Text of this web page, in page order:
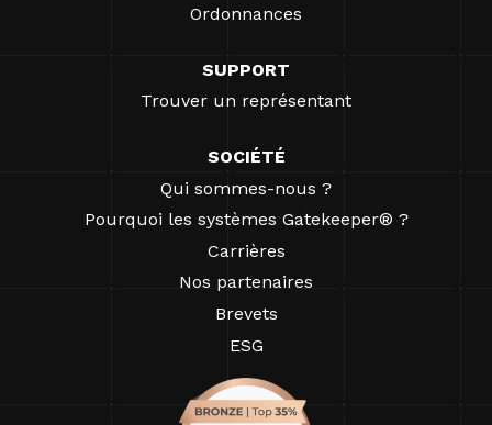
Ordonnances
SUPPORT
Trouver un représentant
SOCIÉTÉ
Qui sommes-nous ?
Pourquoi les systèmes Gatekeeper® ?
Carrières
Nos partenaires
Brevets
ESG